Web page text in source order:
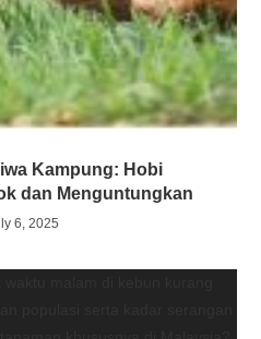
Kampung: Hobi
dan Menguntungkan
6, 2025